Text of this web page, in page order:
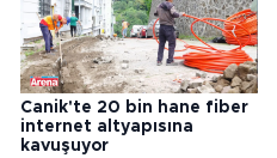
Canik'te 20 bin hane fiber
internet altyapısına
kavuşuyor